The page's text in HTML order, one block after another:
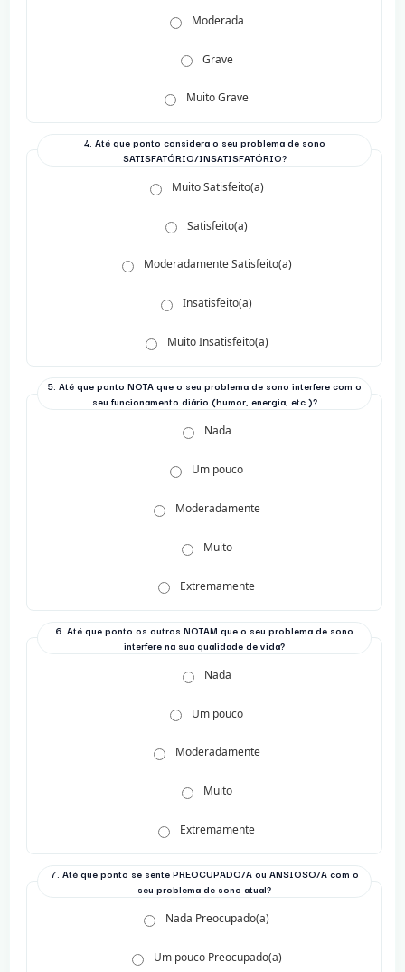
Moderada
Grave
Muito Grave
4. Até que ponto considera o seu problema de sono
SATISFATÓRIO/INSATISFATÓRIO?
Muito Satisfeito(a)
Satisfeito(a)
Moderadamente Satisfeito(a)
Insatisfeito(a)
Muito Insatisfeito(a)
5. Até que ponto NOTA que o seu problema de sono interfere com o
seu funcionamento diário (humor, energia, etc.)?
Nada
Um pouco
Moderadamente
Muito
Extremamente
6. Até que ponto os outros NOTAM que o seu problema de sono
interfere na sua qualidade de vida?
Nada
Um pouco
Moderadamente
Muito
Extremamente
7. Até que ponto se sente PREOCUPADO/A ou ANSIOSO/A com o
seu problema de sono atual?
Nada Preocupado(a)
Um pouco Preocupado(a)